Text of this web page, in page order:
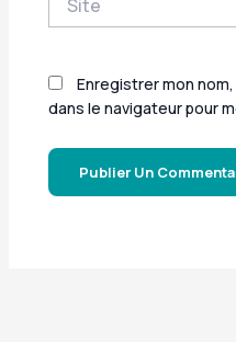
Enregistrer mon
dans le navigateur pour